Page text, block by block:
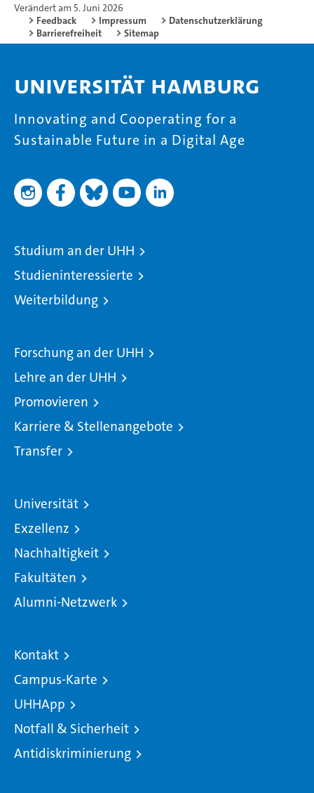
Verändert am 5. Juni 2026
Feedback
Impressum
Datenschutzerklärung
Barrierefreiheit
Sitemap
Universität Hamburg
Innovating and Cooperating for a
Sustainable Future in a Digital Age
Studium an der UHH
Studieninteressierte
Weiterbildung
Forschung an der UHH
Lehre an der UHH
Promovieren
Karriere & Stellenangebote
Transfer
Universität
Exzellenz
Nachhaltigkeit
Fakultäten
Alumni-Netzwerk
Kontakt
Campus-Karte
UHHApp
Notfall & Sicherheit
Antidiskriminierung